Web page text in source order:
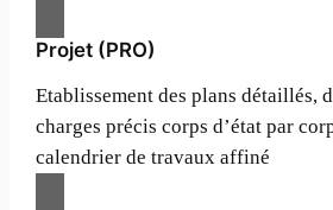
Projet (PRO)
Etablissement des plans détaillés,
charges précis corps d’état par
calendrier de travaux affiné